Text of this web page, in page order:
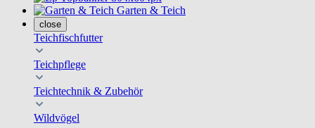
Garten & Teich
close
Teichfischfutter
Teichpflege
Teichtechnik & Zubehör
Wildvögel